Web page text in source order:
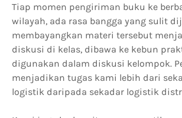
Tiap momen pengiriman buku ke
wilayah, ada rasa bangga yang sulit
membayangkan materi tersebut
diskusi di kelas, dibawa ke kebun
digunakan dalam diskusi kelompok.
menjadikan tugas kami lebih dari
logistik daripada sekadar logistik